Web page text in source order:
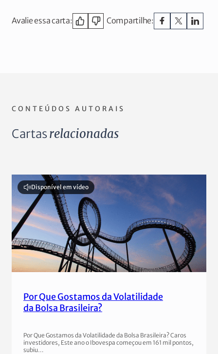
Avalie essa carta: Compartilhe:
CONTEÚDOS AUTORAIS
Cartasrelacionadas
Disponível em vídeo
Por Que Gostamos da Volatilidade
da Bolsa Brasileira?
Por Que Gostamos da Volatilidade da Bolsa Brasileira? Caros
investidores, Este ano o Ibovespa começou em 161 mil pontos,
subiu…